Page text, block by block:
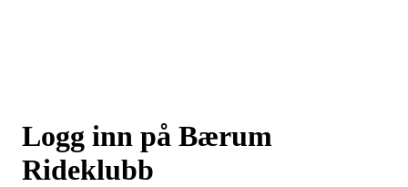
Logg inn på Bærum
Rideklubb